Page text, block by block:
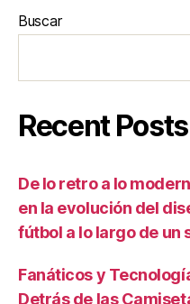
Buscar
Recent Posts
De lo retro a lo
en la evolución del
fútbol a lo largo de un
Fanáticos y
Detrás de las